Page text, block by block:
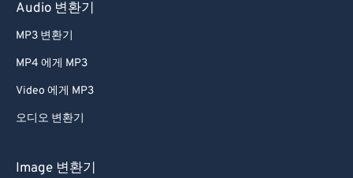
Audio 변환기
MP3 변환기
MP4 에게 MP3
Video 에게 MP3
오디오 변환기
Image 변환기